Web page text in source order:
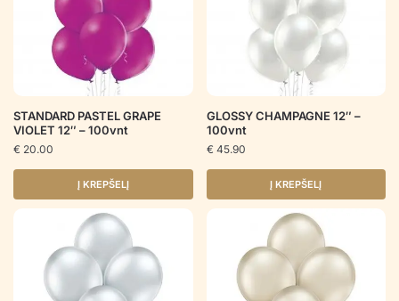
STANDARD PASTEL GRAPE
VIOLET 12″ – 100vnt
€ 20.00
Į KREPŠELĮ
GLOSSY CHAMPAGNE 12″ –
100vnt
€ 45.90
Į KREPŠELĮ